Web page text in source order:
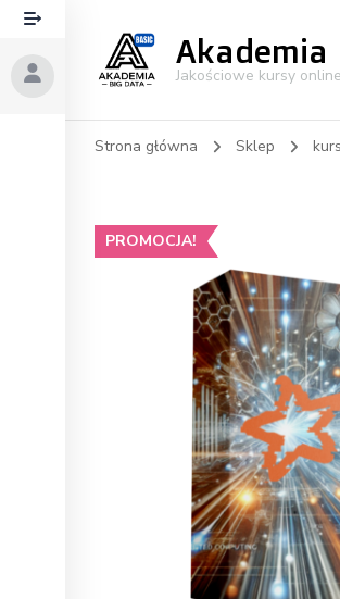
Akademia
Jakościowe kursy
Strona główna Sklep
PROMOCJA!